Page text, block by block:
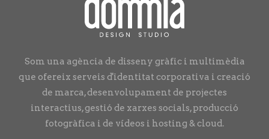
Som una agència de disseny gràfic i multimèdia
que ofereix serveis d'identitat corporativa i creació
de marca, desenvolupament de projectes
interactius, gestió de xarxes socials, producció
fotogràfica i de vídeos i hosting & cloud.